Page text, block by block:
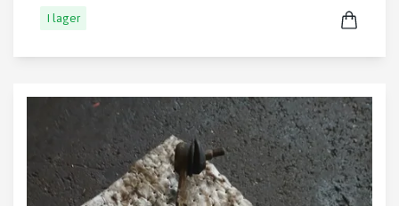
I lager